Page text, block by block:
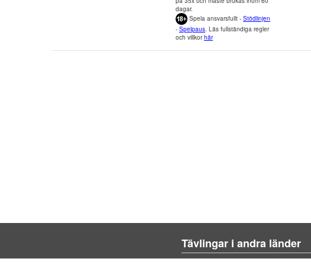
dagar.
Spela ansvarsfullt - Stödlinjen
- Spelpaus. Läs fullständiga regler
och villkorhär
Tävlingar i andra länder